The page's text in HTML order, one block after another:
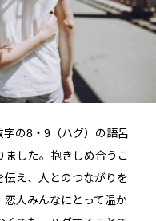
の8・9（ハグ）の語呂
した。抱きしめ合うこ
伝え、人とのつながりを
人みんなにとって温か